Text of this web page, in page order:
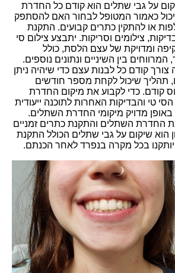
על גבי שתלים הוא קודם כל החדרת
כאמור המטופל לבחור האם להסתפק
או להתקין כתרים קבועים. התקנת
צילומים וסריקות. יתבצע צילום סי
ומדויקת של עצם הלסת, כולל
המרווחים בין השיניים ונתונים נוספים.
קודם כל לבנות עצם כדי שיהיה ניתן
תהליך שיכול לקחת מספר חודשים
קודם. כדי לקבוע את מיקום החדרת
הסי טי והבדיקות האחרות לתוכנה ייעודית
באופן מדויק מיקומי החדרת השתלים.
החדרת השתלים והתקנת כתרים זמניים
הוא שיקום על גבי שתלים הכולל התקנת
בכל מקרה בנפרד לאחר הכנתם.